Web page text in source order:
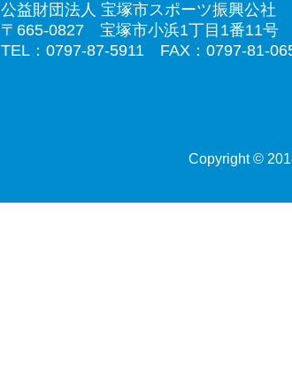
公益財団法人 宝塚市スポーツ振興公社
〒665-0827 宝塚市小浜1丁目1番11号
TEL：0797-87-5911 FAX：0797-81-
Copyright ©